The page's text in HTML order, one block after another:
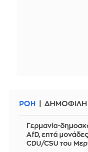
ΡΟΗ ΔΗΜΟΦΙΛΗ
Γερμανία-
AfD, επτά
CDU/CSU του